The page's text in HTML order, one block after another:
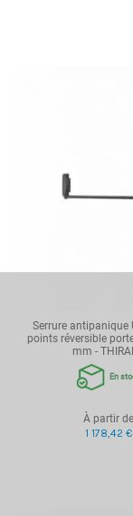
Serrure antipanique
points réversible
mm -
En
À partir de
1 178,42 €